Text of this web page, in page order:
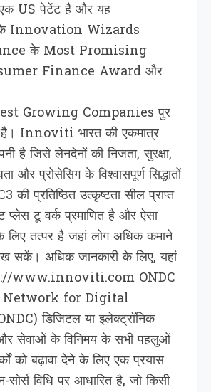
US पेटेंट है और यह
Innovation Wizards
के Most Promising
Finance Award और
Growing Companies पुर
है। Innoviti भारत की एकमात्र
है जिसे लेनदेनों की निजता, सुरक्षा,
और प्रोसेसिग के विश्वासपूर्ण सिद्धातों
की प्रतिष्ठित उत्कृष्टता सील प्राप्त
प्लेस टू वर्क प्रमाणित है और ऐसा
लिए तत्पर है जहां लोग अधिक कमाने
सकें। अधिक जानकारी के लिए, यहां
www.innoviti.com ONDC
Network for Digital
डिजिटल या इलेक्ट्रॉनिक
और सेवाओं के विनिमय के सभी पहलुओं
को बढ़ावा देने के लिए एक प्रयास
विधि पर आधारित है, जो किसी